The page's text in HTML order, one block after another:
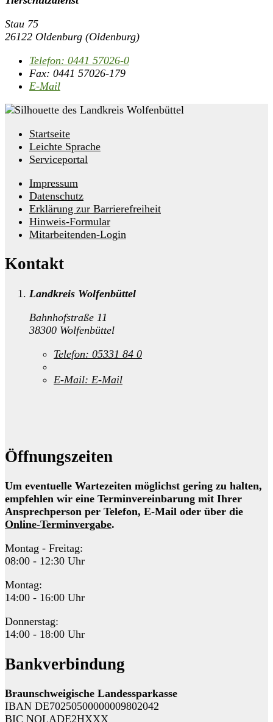
Stau 75
26122 Oldenburg (Oldenburg)
Telefon: 0441 57026-0
Fax: 0441 57026-179
E-Mail
Startseite
Leichte Sprache
Serviceportal
Impressum
Datenschutz
Erklärung zur Barrierefreiheit
Hinweis-Formular
Mitarbeitenden-Login
Kontakt
Landkreis Wolfenbüttel
Bahnhofstraße 11
38300 Wolfenbüttel
Telefon: 05331 84 0
E-Mail: E-Mail
Öffnungszeiten
Um eventuelle Wartezeiten möglichst gering zu halten,
empfehlen wir eine Terminvereinbarung mit Ihrer
Ansprechperson per Telefon, E-Mail oder über die
Online-Terminvergabe.
Montag - Freitag:
08:00 - 12:30 Uhr
Montag:
14:00 - 16:00 Uhr
Donnerstag:
14:00 - 18:00 Uhr
Bankverbindung
Braunschweigische Landessparkasse
IBAN DE70250500000009802042
BIC NOLADE2HXXX